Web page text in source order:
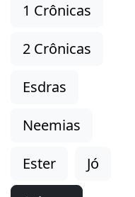
1 Crônicas
2 Crônicas
Esdras
Neemias
Ester
Jó